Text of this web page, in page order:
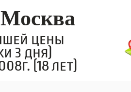
цены
3 дня)
(18 лет)